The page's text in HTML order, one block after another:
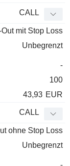
CALL
Out mit Stop Loss
Unbegrenzt
-
100
43,93 EUR
CALL
ohne Stop Loss
Unbegrenzt